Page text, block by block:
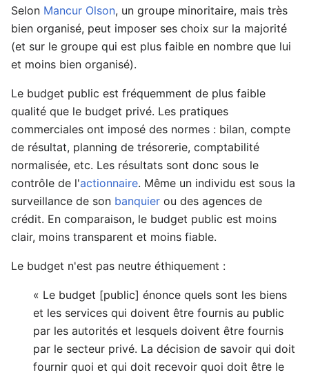
Selon Mancur Olson, un groupe minoritaire, mais très
bien organisé, peut imposer ses choix sur la majorité
(et sur le groupe qui est plus faible en nombre que lui
et moins bien organisé).
Le budget public est fréquemment de plus faible
qualité que le budget privé. Les pratiques
commerciales ont imposé des normes : bilan, compte
de résultat, planning de trésorerie, comptabilité
normalisée, etc. Les résultats sont donc sous le
contrôle de l'actionnaire. Même un individu est sous la
surveillance de son banquier ou des agences de
crédit. En comparaison, le budget public est moins
clair, moins transparent et moins fiable.
Le budget n'est pas neutre éthiquement :
« Le budget [public] énonce quels sont les biens
et les services qui doivent être fournis au public
par les autorités et lesquels doivent être fournis
par le secteur privé. La décision de savoir qui doit
fournir quoi et qui doit recevoir quoi doit être le